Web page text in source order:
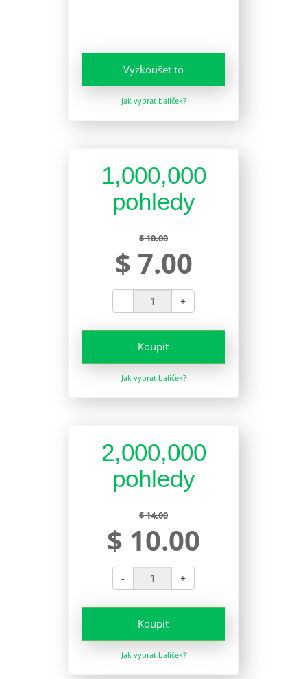
Vyzkoušet to
Jak vybrat balíček?
1,000,000
pohledy
$ 10.00
$ 7.00
- +
Koupit
Jak vybrat balíček?
2,000,000
pohledy
$ 14.00
$ 10.00
- +
Koupit
Jak vybrat balíček?